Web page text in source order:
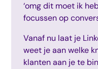
‘omg dit moet ik
focussen op
Vanaf nu laat je
weet je aan welke
klanten aan je te